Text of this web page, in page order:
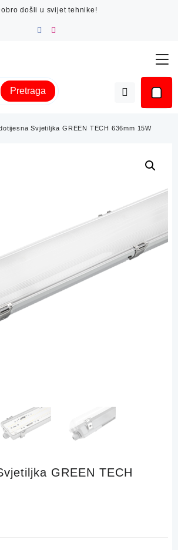
došli u svijet tehnike!
Pretraga
Svjetiljka GREEN TECH 636mm 15W
GREEN TECH